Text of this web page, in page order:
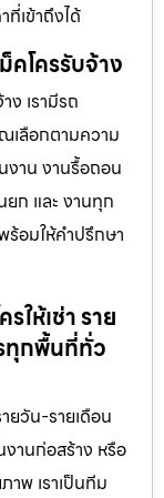
เข้าถึงได้
คโครรับจ้าง
ง เรามีรถ
เลือกตามความ
งาน งานรื้อถอน
ก และ งานทุก
อมให้คำปรึกษา
ให้เช่า ราย
ทุกพื้นที่ทั่ว
ยวัน-รายเดือน
านก่อสร้าง หรือ
พ เราเป็นทีม